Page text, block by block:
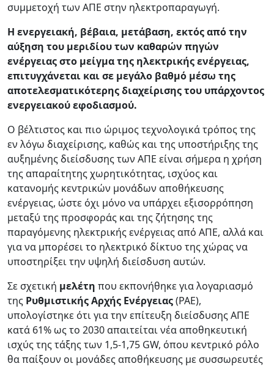
συμμετοχή των ΑΠΕ στην ηλεκτροπαραγωγή.
Η ενεργειακή, βέβαια, μετάβαση, εκτός από την
αύξηση του μεριδίου των καθαρών πηγών
ενέργειας στο μείγμα της ηλεκτρικής ενέργειας,
επιτυγχάνεται και σε μεγάλο βαθμό μέσω της
αποτελεσματικότερης διαχείρισης του υπάρχοντος
ενεργειακού εφοδιασμού.
Ο βέλτιστος και πιο ώριμος τεχνολογικά τρόπος της
εν λόγω διαχείρισης, καθώς και της υποστήριξης της
αυξημένης διείσδυσης των ΑΠΕ είναι σήμερα η χρήση
της απαραίτητης χωρητικότητας, ισχύος και
κατανομής κεντρικών μονάδων αποθήκευσης
ενέργειας, ώστε όχι μόνο να υπάρχει εξισορρόπηση
μεταξύ της προσφοράς και της ζήτησης της
παραγόμενης ηλεκτρικής ενέργειας από ΑΠΕ, αλλά και
για να μπορέσει το ηλεκτρικό δίκτυο της χώρας να
υποστηρίξει την υψηλή διείσδυση αυτών.
Σε σχετική μελέτη που εκπονήθηκε για λογαριασμό
της Ρυθμιστικής Αρχής Ενέργειας(ΡΑΕ),
υπολογίστηκε ότι για την επίτευξη διείσδυσης ΑΠΕ
κατά 61% ως το 2030 απαιτείται νέα αποθηκευτική
ισχύς της τάξης των 1,5-1,75 GW, όπου κεντρικό ρόλο
θα παίξουν οι μονάδες αποθήκευσης με συσσωρευτές